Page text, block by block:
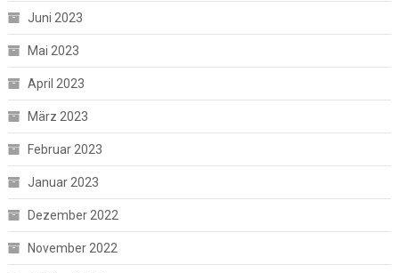
Juni 2023
Mai 2023
April 2023
März 2023
Februar 2023
Januar 2023
Dezember 2022
November 2022